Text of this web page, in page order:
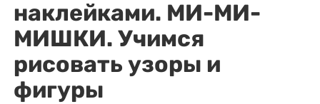
наклейками. МИ-МИ-
МИШКИ. Учимся
рисовать узоры и
фигуры